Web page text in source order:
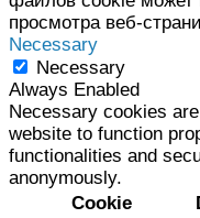
просмотра веб-
Necessary
Necessary
Always Enabled
Necessary cookies
website to function
functionalities and
anonymously.
Cookie